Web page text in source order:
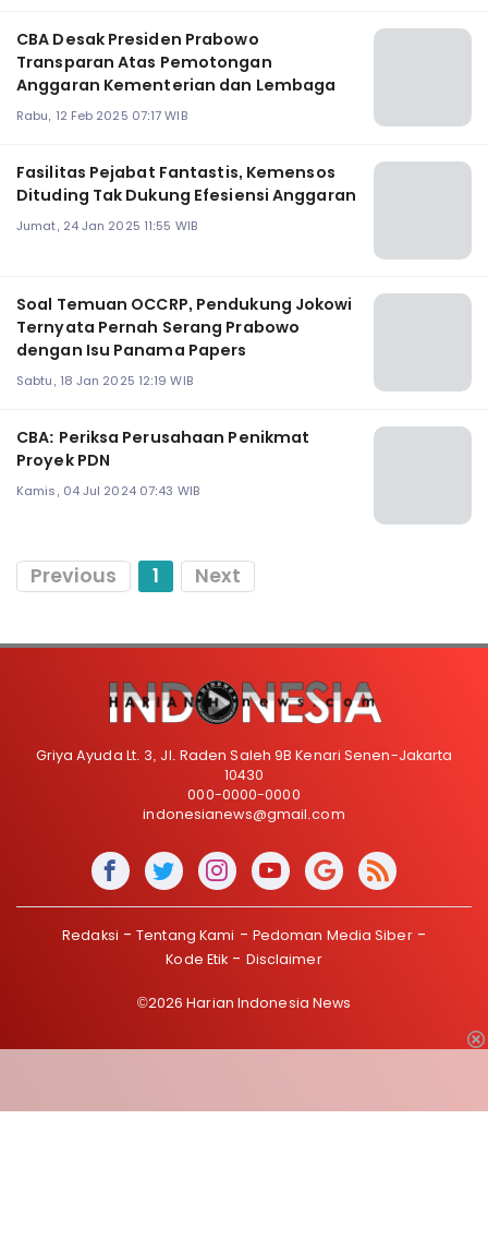
CBA Desak Presiden Prabowo
Transparan Atas Pemotongan
Anggaran Kementerian dan Lembaga
Rabu, 12 Feb 2025 07:17 WIB
Fasilitas Pejabat Fantastis, Kemensos
Dituding Tak Dukung Efesiensi Anggaran
Jumat, 24 Jan 2025 11:55 WIB
Soal Temuan OCCRP, Pendukung Jokowi
Ternyata Pernah Serang Prabowo
dengan Isu Panama Papers
Sabtu, 18 Jan 2025 12:19 WIB
CBA: Periksa Perusahaan Penikmat
Proyek PDN
Kamis, 04 Jul 2024 07:43 WIB
Previous 1 Next
Griya Ayuda Lt. 3, Jl. Raden Saleh 9B Kenari Senen-Jakarta
10430
000-0000-0000
indonesianews@gmail.com
Redaksi Tentang Kami
Pedoman Media Siber
Kode Etik
Disclaimer
©2026 Harian Indonesia News